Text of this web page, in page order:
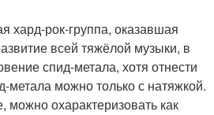
хард-рок-группа, оказавшая
всей тяжёлой музыки, в
спид-метала, хотя отнести
метала можно только с натяжкой.
можно охарактеризовать как